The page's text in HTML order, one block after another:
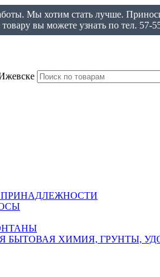
Мы хотим стать лучше.
вы можете узнать по тел. 57-
БЫТОВАЯ ХИМИЯ, ГРУНТЫ,